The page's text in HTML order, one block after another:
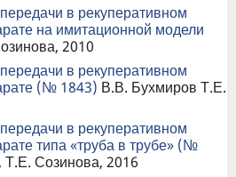
в рекуперативном
на имитационной модели
2010
в рекуперативном
(№ 1843) В.В. Бухмиров Т.Е.
в рекуперативном
типа «труба в трубе» (№
Созинова, 2016